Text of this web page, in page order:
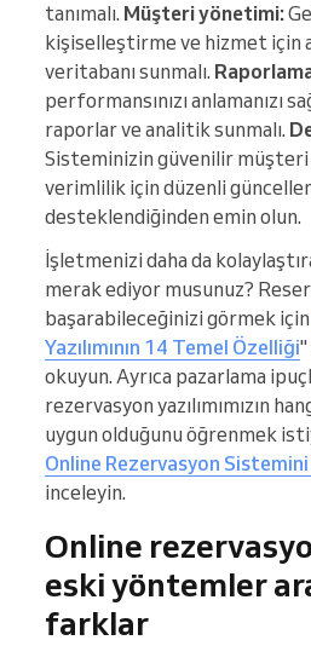
tanımalı. Müşteri yönetimi:
kişiselleştirme ve hizmet için
veritabanı sunmalı.
performansınızı anlamanızı
raporlar ve analitik sunmalı.
Sisteminizin güvenilir
verimlilik için düzenli
desteklendiğinden emin olun.
İşletmenizi daha da
merak ediyor musunuz?
başarabileceğinizi görmek
Yazılımının 14 Temel Özelliği"
okuyun. Ayrıca pazarlama
rezervasyon yazılımımızın
uygun olduğunu öğrenmek
Online Rezervasyon Sistemini
inceleyin.
Online
eski yöntemler
farklar